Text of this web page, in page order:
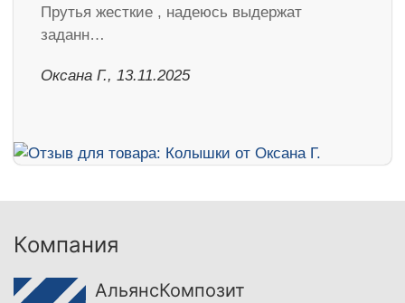
Прутья жесткие , надеюсь выдержат
заданн…
Оксана Г., 13.11.2025
Компания
АльянсКомпозит